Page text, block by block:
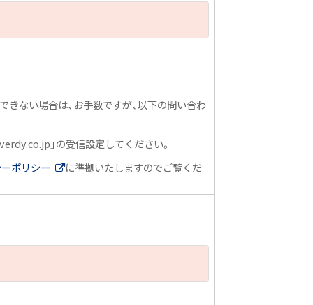
きない場合は、お手数ですが、以下の問い合わ
」の受信設定してください。
ポリシー
に準拠いたしますのでご覧くだ